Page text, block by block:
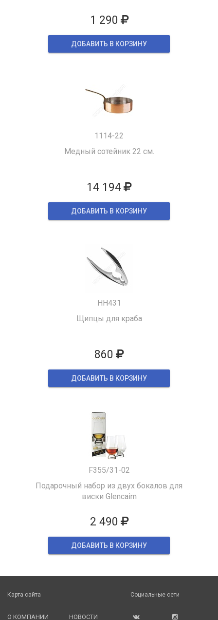
1 290
ДОБАВИТЬ В КОРЗИНУ
1114-22
Медный сотейник 22 см.
14 194
ДОБАВИТЬ В КОРЗИНУ
HH431
Щипцы для краба
860
ДОБАВИТЬ В КОРЗИНУ
F355/31-02
Подарочный набор из двух бокалов для
виски Glencairn
2 490
ДОБАВИТЬ В КОРЗИНУ
Карта сайта
О КОМПАНИИ НОВОСТИ
Социальные сети